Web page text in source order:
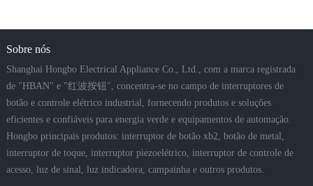
Sobre nós
Shanghai Hongbo Electrical Appliance Co., Ltd., com a marca registrada
de "HBAN" e "红波按钮", concentra-se no campo de interruptores de
botão e controle elétrico industrial, fornecendo produtos e soluções
eficientes e confiáveis para energia verde e equipamentos de automação.
Hongbo principais produtos: interruptor de botão xb2, botão de metal,
interruptor de toque, interruptor piezoelétrico, interruptor de controle de
acesso, luz de sinal, luz indicadora, campainha e outros produtos.